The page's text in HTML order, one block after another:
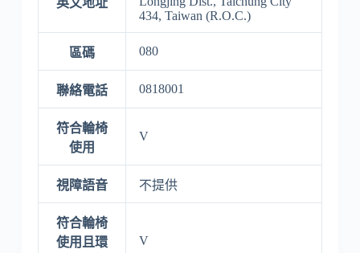
434, Taiwan (R.O.C.)
區碼 080
聯絡電話 0818001
符合輪椅
使用
V
視障語音 不提供
符合輪椅
使用且環
V